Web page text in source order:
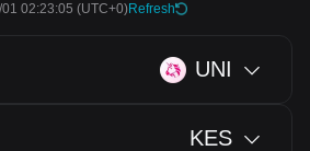
02:23:05 (UTC+0)Refresh
UNI
KES